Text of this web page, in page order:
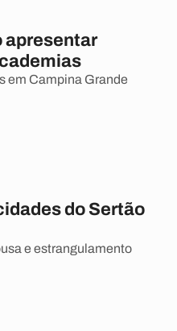
apresentar
em Campina Grande
do Sertão
e estrangulamento